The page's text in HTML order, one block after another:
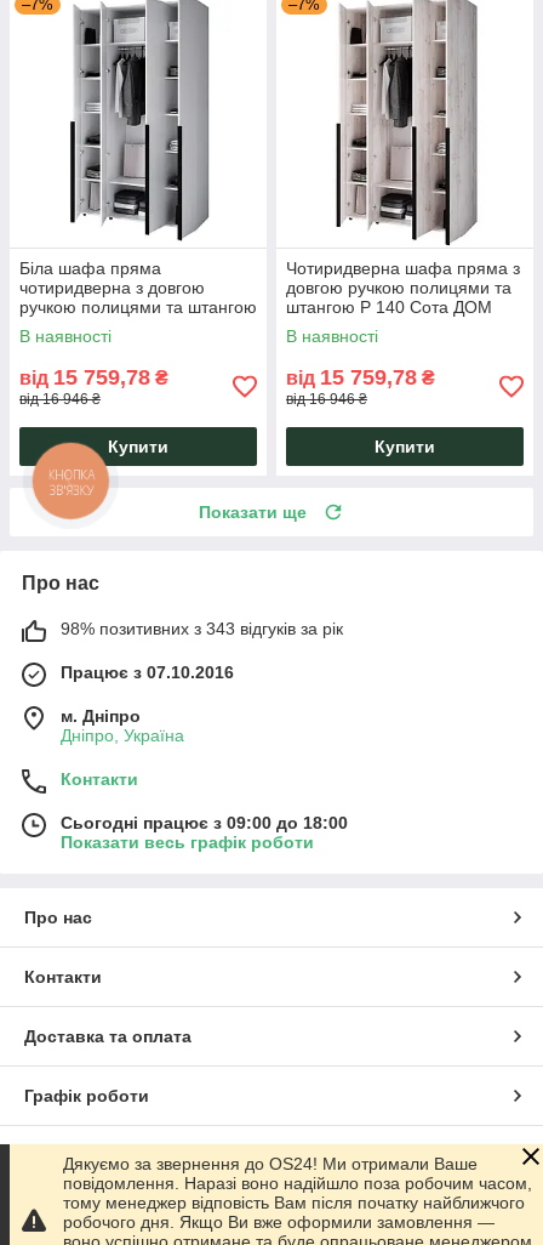
–7%
Біла шафа пряма
чотиридверна з довгою
ручкою полицями та штангою
Р 140 Сота ДОМ
1382х500х2400 Білий ДСП
В наявності
від 15 759,78 ₴
від 16 946 ₴
Купити
–7%
Чотиридверна шафа пряма з
довгою ручкою полицями та
штангою Р 140 Сота ДОМ
1382х500х2400 Крафт Білий
ДСП
В наявності
від 15 759,78 ₴
від 16 946 ₴
Купити
Показати ще
Про нас
98% позитивних з 343 відгуків за рік
Працює з 07.10.2016
м. Дніпро
Дніпро, Україна
Контакти
Сьогодні працює з 09:00 до 18:00
Показати весь графік роботи
Про нас
Контакти
Доставка та оплата
Графік роботи
Повна версія сайту
Сайт створено на маркетплейсіProm.ua
Дякуємо за звернення до OS24! Ми отримали Ваше
повідомлення. Наразі воно надійшло поза робочим часом,
тому менеджер відповість Вам після початку найближчого
робочого дня. Якщо Ви вже оформили замовлення —